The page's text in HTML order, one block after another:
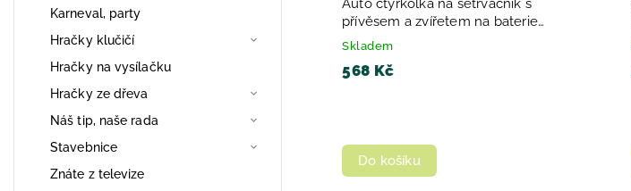
Karneval, party
Hračky klučičí
Hračky na vysílačku
Hračky ze dřeva
Náš tip, naše rada
Stavebnice
Znáte z televize
Auto čtyřkolka na setrvačník s
přívěsem a zvířetem na baterie
Světlo Zvuk 2 druhy
Skladem
568 Kč
Do košíku